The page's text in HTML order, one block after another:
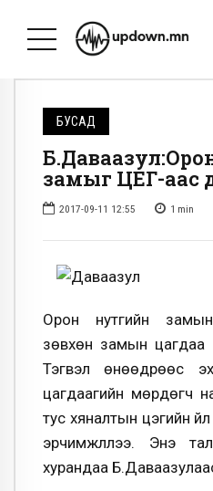
БУСАД
замыг ЦЕГ-аас
2017-09-11 12:55 1 min
Орон нутгийн замын
зөвхөн замын цагдаа
Тэгвэл өнөөдрөөс
цагдаагийн мөрдөгч
тус хяналтын цэгийн
эрчимжүүллээ. Энэ
хурандаа